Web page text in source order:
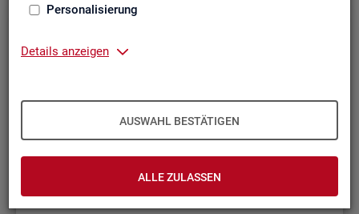
Personalisierung
Details anzeigen
AUSWAHL BESTÄTIGEN
ALLE ZULASSEN
Bund, Län­der und Krei­se
Politische Gebietsstruktur